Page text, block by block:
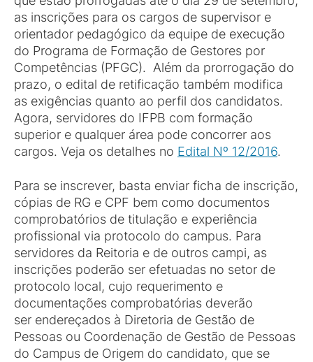
as inscrições para os cargos de supervisor e
orientador pedagógico da equipe de execução
do Programa de Formação de Gestores por
Competências (PFGC). Além da prorrogação do
prazo, o edital de retificação também modifica
as exigências quanto ao perfil dos candidatos.
Agora, servidores do IFPB com formação
superior e qualquer área pode concorrer aos
cargos. Veja os detalhes no Edital Nº 12/2016.
Para se inscrever, basta enviar ficha de inscrição,
cópias de RG e CPF bem como documentos
comprobatórios de titulação e experiência
profissional via protocolo do campus. Para
servidores da Reitoria e de outros campi, as
inscrições poderão ser efetuadas no setor de
protocolo local, cujo requerimento e
documentações comprobatórias deverão
ser endereçados à Diretoria de Gestão de
Pessoas ou Coordenação de Gestão de Pessoas
do Campus de Origem do candidato, que se